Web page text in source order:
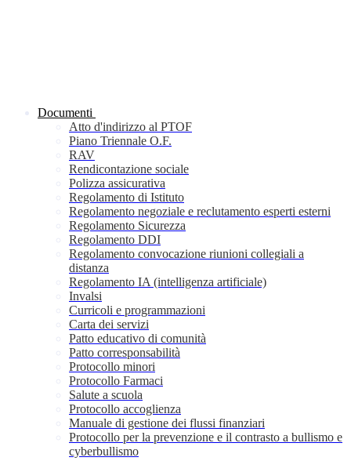
Documenti
Atto d'indirizzo al PTOF
Piano Triennale O.F.
RAV
Rendicontazione sociale
Polizza assicurativa
Regolamento di Istituto
Regolamento negoziale e reclutamento esperti esterni
Regolamento Sicurezza
Regolamento DDI
Regolamento convocazione riunioni collegiali a
distanza
Regolamento IA (intelligenza artificiale)
Invalsi
Curricoli e programmazioni
Carta dei servizi
Patto educativo di comunità
Patto corresponsabilità
Protocollo minori
Protocollo Farmaci
Salute a scuola
Protocollo accoglienza
Manuale di gestione dei flussi finanziari
Protocollo per la prevenzione e il contrasto a bullismo e
cyberbullismo